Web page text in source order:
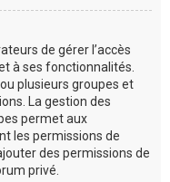
de gérer l’accès
à ses fonctionnalités.
plusieurs groupes et
La gestion des
permet aux
les permissions de
des permissions de
privé.